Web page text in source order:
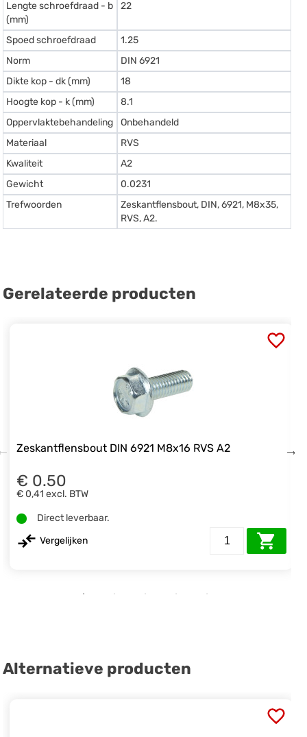
Lengte schroefdraad - b
(mm)
22
Spoed schroefdraad
1.25
Norm
DIN 6921
Dikte kop - dk (mm)
18
Hoogte kop - k (mm)
8.1
Oppervlaktebehandeling
Onbehandeld
Materiaal
RVS
Kwaliteit
A2
Gewicht
0.0231
Trefwoorden
Zeskantflensbout, DIN, 6921, M8x35,
RVS, A2.
Gerelateerde producten
Zeskantflensbout DIN 6921 M8x16 RVS A2
€ 0.50
€ 0,41 excl. BTW
Direct leverbaar.
Vergelijken
Alternatieve producten